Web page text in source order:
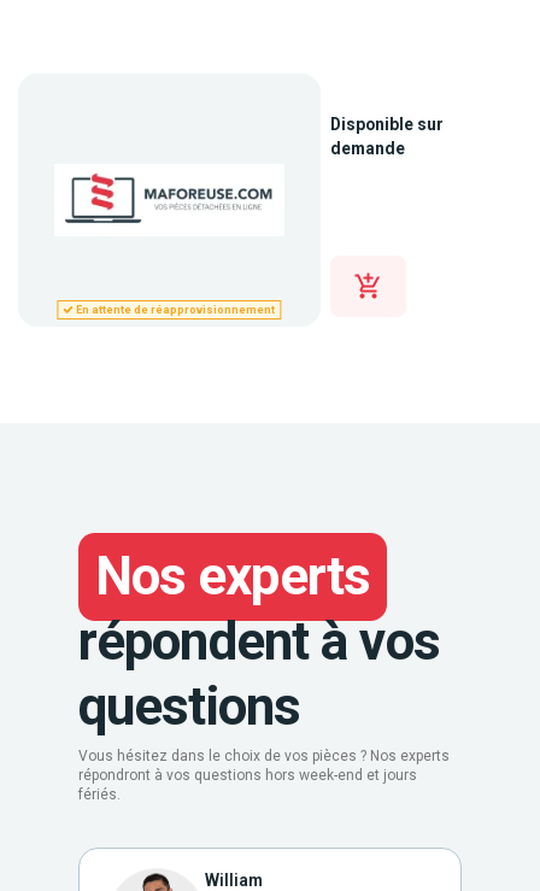
En attente de réapprovisionnement
Disponible sur
demande
Nos experts
répondent à vos
questions
Vous hésitez dans le choix de vos pièces ? Nos experts
répondront à vos questions hors week-end et jours
fériés.
William